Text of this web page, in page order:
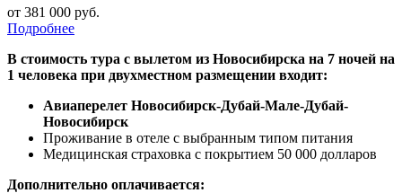
от 381 000 руб.
Подробнее
В стоимость тура с вылетом из Новосибирска на 7 ночей на
1 человека при двухместном размещении входит:
Авиаперелет Новосибирск-Дубай-Мале-Дубай-
Новосибирск
Проживание в отеле с выбранным типом питания
Медицинская страховка с покрытием 50 000 долларов
Дополнительно оплачивается: